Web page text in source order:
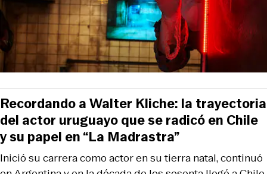
Inició su carrera como actor en su tierra natal, continuó
Recordando a Walter Kliche: la trayectoria
del actor uruguayo que se radicó en Chile
y su papel en “La Madrastra”